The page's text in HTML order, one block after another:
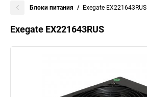
Блоки питания Exegate EX221643RUS
Exegate EX221643RUS